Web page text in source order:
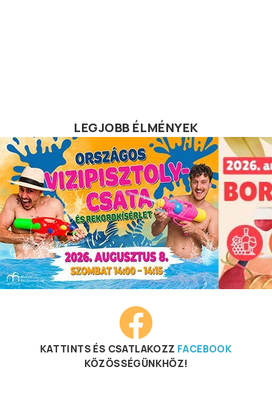
LEGJOBB ÉLMÉNYEK
KATTINTS ÉS CSATLAKOZZ FACEBOOK
KÖZÖSSÉGÜNKHÖZ!